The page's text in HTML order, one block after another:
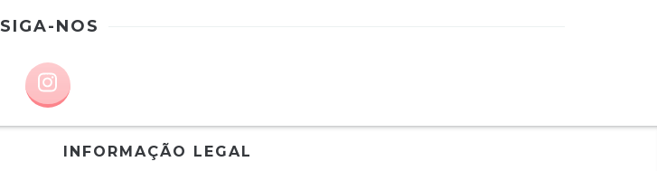
SIGA-NOS
INFORMAÇÃO LEGAL